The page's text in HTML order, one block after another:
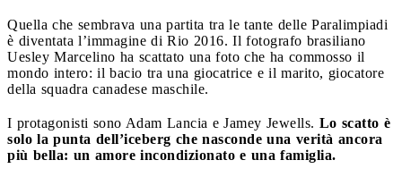
Quella che sembrava una partita tra le tante delle Paralimpiadi
è diventata l’immagine di Rio 2016. Il fotografo brasiliano
Uesley Marcelino ha scattato una foto che ha commosso il
mondo intero: il bacio tra una giocatrice e il marito, giocatore
della squadra canadese maschile.
I protagonisti sono Adam Lancia e Jamey Jewells. Lo scatto è
solo la punta dell’iceberg che nasconde una verità ancora
più bella: un amore incondizionato e una famiglia.